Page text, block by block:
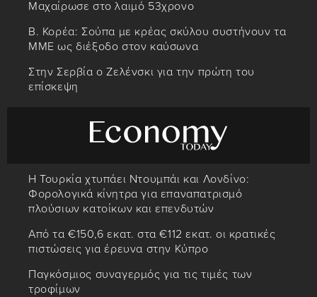
Μαχαίρωσε στο λαιμό 53χρονο
Β. Κορέα: Σούπα με κρέας σκύλου συστήνουν τα
MME ως διέξοδο στον καύσωνα
Στην Σερβία ο Ζελένσκι για την πρώτη του
επίσκεψη
Η Τουρκία χτυπάει Ντουμπάι και Λονδίνο:
Φορολογικά κίνητρα για επαναπατρισμό
πλούσιων κατοίκων και επενδυτών
Από τα €150,6 εκατ. στα €112 εκατ. οι κρατικές
πιστώσεις για έρευνα στην Κύπρο
Παγκόσμιος συναγερμός για τις τιμές των
τροφίμων